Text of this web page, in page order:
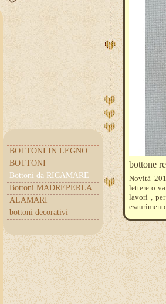
BOTTONI IN LEGNO
BOTTONI
Bottoni da RICAMARE
Bottoni MADREPERLA
ALAMARI
bottoni decorativi
bottone
Novità
lettere o
lavori ,